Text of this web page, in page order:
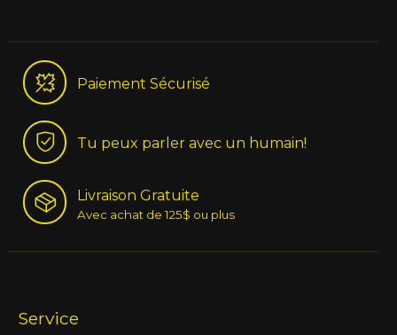
Paiement Sécurisé
Tu peux parler avec un humain!
Livraison Gratuite
Avec achat de 125$ ou plus
Service